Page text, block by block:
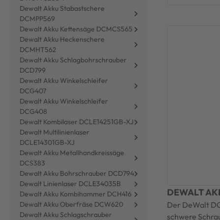
Dewalt Akku Bohrschrauber DCD794
Dewalt Akku Heckenschere
DCMHT562
Dewalt Akku Kettensäge DCMCS565
Dewalt Akku Kombihammer DCH416
Dewalt Akku Metallhandkreissäge
DCS383
Dewalt Akku Oberfräse DCW620
Dewalt Akku Schlagbohrschrauber
DCD799
Dewalt Akku Schlagschrauber
Dewalt Akku Stabastschere
DCMPP569
Dewalt Akku Winkelschleifer
DCG407
Dewalt Akku Winkelschleifer
DCG408
Dewalt Kombilaser DCLE14251GB-XJ
Dewalt Linienlaser DCLE34035B
Dewalt Multilinienlaser
DCLE14301GB-XJ
DEWALT
Der DeWalt
schwere